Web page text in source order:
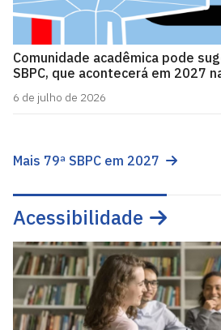
Comunidade acadêmica pode
SBPC, que acontecerá em 2027
6 de julho de 2026
Mais 79ª SBPC em 2027
Acessibilidade